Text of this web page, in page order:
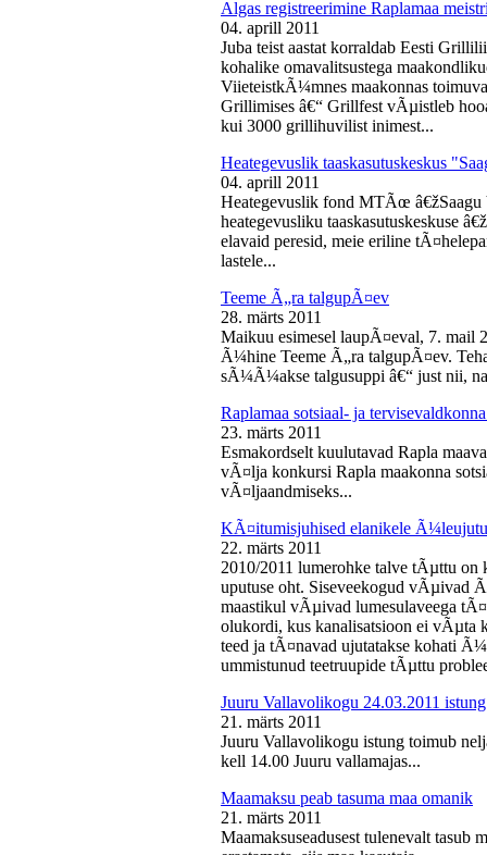
Algas registreerimine Raplamaa
04. aprill 2011
Juba teist aastat korraldab Eesti
kohalike omavalitsustega
ViieteistkÃ¼mnes maakonnas
Grillimises â€“ Grillfest vÃµistleb
kui 3000 grillihuvilist inimest...
Heategevuslik taaskasutuskeskus
04. aprill 2011
Heategevuslik fond MTÃœ â€žSaagu
heategevusliku taaskasutuskeskuse
elavaid peresid, meie eriline
lastele...
Teeme Ã„ra talgupÃ¤ev
28. märts 2011
Maikuu esimesel laupÃ¤eval, 7.
Ã¼hine Teeme Ã„ra talgupÃ¤ev.
sÃ¼Ã¼akse talgusuppi â€“ just nii,
Raplamaa sotsiaal- ja
23. märts 2011
Esmakordselt kuulutavad Rapla
vÃ¤lja konkursi Rapla maakonna
vÃ¤ljaandmiseks...
KÃ¤itumisjuhised elanikele
22. märts 2011
2010/2011 lumerohke talve tÃµttu on
uputuse oht. Siseveekogud vÃµivad
maastikul vÃµivad lumesulaveega
olukordi, kus kanalisatsioon ei vÃµta
teed ja tÃ¤navad ujutatakse kohati
ummistunud teetruupide tÃµttu
Juuru Vallavolikogu 24.03.2011 istung
21. märts 2011
Juuru Vallavolikogu istung toimub
kell 14.00 Juuru vallamajas...
Maamaksu peab tasuma maa omanik
21. märts 2011
Maamaksuseadusest tulenevalt tasub